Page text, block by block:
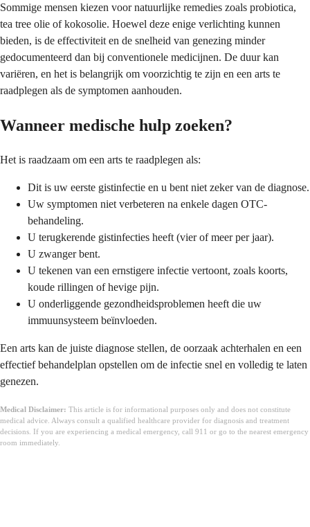
Sommige mensen kiezen voor natuurlijke remedies zoals probiotica,
tea tree olie of kokosolie. Hoewel deze enige verlichting kunnen
bieden, is de effectiviteit en de snelheid van genezing minder
gedocumenteerd dan bij conventionele medicijnen. De duur kan
variëren, en het is belangrijk om voorzichtig te zijn en een arts te
raadplegen als de symptomen aanhouden.
Wanneer medische hulp zoeken?
Het is raadzaam om een arts te raadplegen als:
Dit is uw eerste gistinfectie en u bent niet zeker van de diagnose.
Uw symptomen niet verbeteren na enkele dagen OTC-
behandeling.
U terugkerende gistinfecties heeft (vier of meer per jaar).
U zwanger bent.
U tekenen van een ernstigere infectie vertoont, zoals koorts,
koude rillingen of hevige pijn.
U onderliggende gezondheidsproblemen heeft die uw
immuunsysteem beïnvloeden.
Een arts kan de juiste diagnose stellen, de oorzaak achterhalen en een
effectief behandelplan opstellen om de infectie snel en volledig te laten
genezen.
Medical Disclaimer: This article is for informational purposes only and does not constitute
medical advice. Always consult a qualified healthcare provider for diagnosis and treatment
decisions. If you are experiencing a medical emergency, call 911 or go to the nearest emergency
room immediately.